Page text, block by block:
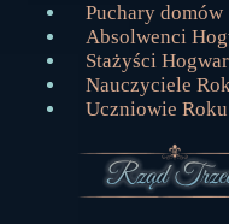
Puchary domów
Absolwenci
Stażyści
Nauczyciele
Uczniowie Roku